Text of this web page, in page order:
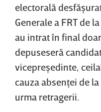
electorală
Generale a FRT de
au intrat în final
depuseseră
vicepreşedinte,
cauza absenţei de
urma retragerii.